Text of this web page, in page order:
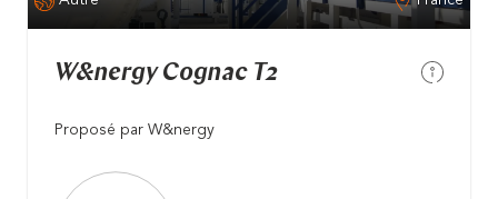
W&nergy Cognac T2
Proposé par W&nergy